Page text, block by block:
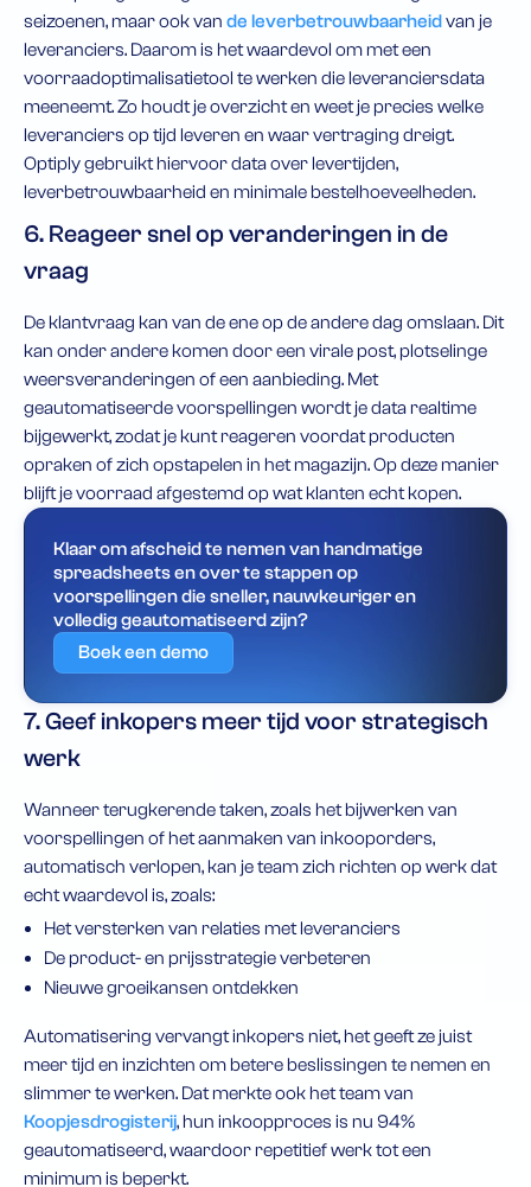
seizoenen, maar ook van de leverbetrouwbaarheid van je
leveranciers. Daarom is het waardevol om met een
voorraadoptimalisatietool te werken die leveranciersdata
meeneemt. Zo houdt je overzicht en weet je precies welke
leveranciers op tijd leveren en waar vertraging dreigt.
Optiply gebruikt hiervoor data over levertijden,
leverbetrouwbaarheid en minimale bestelhoeveelheden.
6. Reageer snel op veranderingen in de
vraag
De klantvraag kan van de ene op de andere dag omslaan. Dit
kan onder andere komen door een virale post, plotselinge
weersveranderingen of een aanbieding. Met
geautomatiseerde voorspellingen wordt je data realtime
bijgewerkt, zodat je kunt reageren voordat producten
opraken of zich opstapelen in het magazijn. Op deze manier
blijft je voorraad afgestemd op wat klanten echt kopen.
Klaar om afscheid te nemen van handmatige
spreadsheets en over te stappen op
voorspellingen die sneller, nauwkeuriger en
volledig geautomatiseerd zijn?
Boek een demo
7. Geef inkopers meer tijd voor strategisch
werk
Wanneer terugkerende taken, zoals het bijwerken van
voorspellingen of het aanmaken van inkooporders,
automatisch verlopen, kan je team zich richten op werk dat
echt waardevol is, zoals:
Het versterken van relaties met leveranciers
De product- en prijsstrategie verbeteren
Nieuwe groeikansen ontdekken
Automatisering vervangt inkopers niet, het geeft ze juist
meer tijd en inzichten om betere beslissingen te nemen en
slimmer te werken. Dat merkte ook het team van
Koopjesdrogisterij, hun inkoopproces is nu 94%
geautomatiseerd, waardoor repetitief werk tot een
minimum is beperkt.